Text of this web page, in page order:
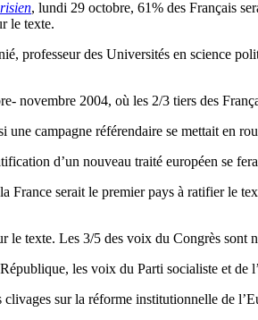
, lundi 29 octobre, 61% des Français
le texte.
professeur des Universités en science
novembre 2004, où les 2/3 tiers des
campagne référendaire se mettait en
d’un nouveau traité européen se
serait le premier pays à ratifier le
texte. Les 3/5 des voix du Congrès sont
les voix du Parti socialiste et de
sur la réforme institutionnelle de